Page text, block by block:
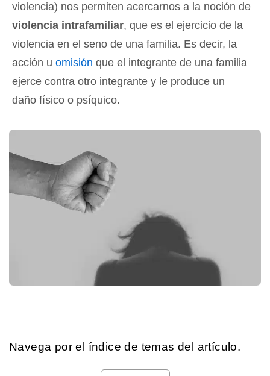
violencia) nos permiten acercarnos a la noción de
violencia intrafamiliar, que es el ejercicio de la
violencia en el seno de una familia. Es decir, la
acción u omisión que el integrante de una familia
ejerce contra otro integrante y le produce un
daño físico o psíquico.
Navega por el índice de temas del artículo.